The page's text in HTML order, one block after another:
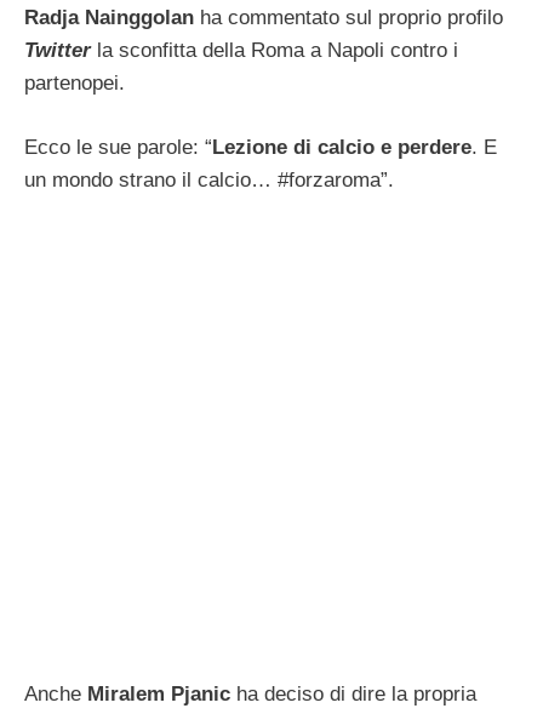
Radja Nainggolan ha commentato sul proprio profilo
Twitter la sconfitta della Roma a Napoli contro i
partenopei.
Ecco le sue parole: “Lezione di calcio e perdere. E
un mondo strano il calcio… #forzaroma”.
Anche Miralem Pjanic ha deciso di dire la propria